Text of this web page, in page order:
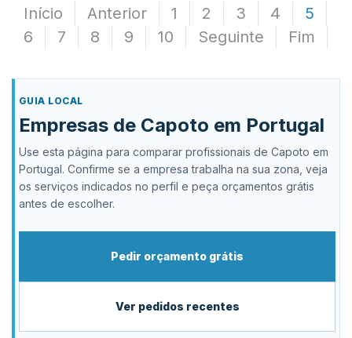
Início Anterior 1 2 3 4
5
6
7 8 9 10 Seguinte Fim
GUIA LOCAL
Empresas de Capoto em Portugal
Use esta página para comparar profissionais de Capoto em
Portugal. Confirme se a empresa trabalha na sua zona, veja
os serviços indicados no perfil e peça orçamentos grátis
antes de escolher.
Pedir orçamento grátis
Ver pedidos recentes